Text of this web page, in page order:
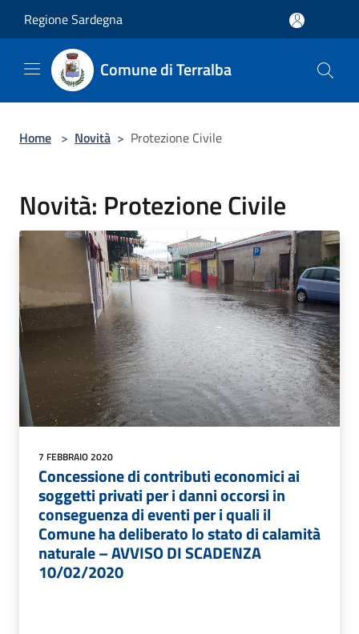
Regione Sardegna
Comune di Terralba
Home > Novità > Protezione Civile
Novità: Protezione Civile
7 FEBBRAIO 2020
Concessione di contributi economici ai
soggetti privati per i danni occorsi in
conseguenza di eventi per i quali il
Comune ha deliberato lo stato di calamità
naturale – AVVISO DI SCADENZA
10/02/2020